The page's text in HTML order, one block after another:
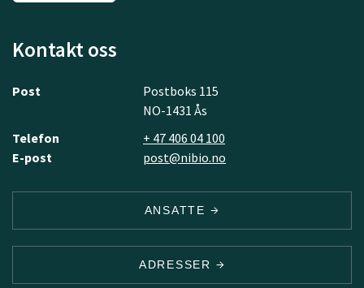
Kontakt oss
Post
Postboks 115
NO-1431 Ås
Telefon
+ 47 406 04 100
E-post
post@nibio.no
ANSATTE
ADRESSER